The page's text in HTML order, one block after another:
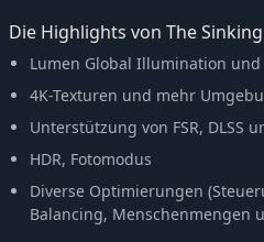
Die Highlights von The
Lumen Global Illumination und
4K-Texturen und mehr
Unterstützung von FSR, DLSS
HDR, Fotomodus
Diverse Optimierungen
Balancing, Menschenmengen